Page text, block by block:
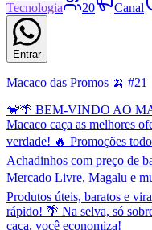
Tecnologia 20 Canal
Entrar
Macaco das Promos 🍌 #21
🐒🌴 BEM-VINDO AO
Macaco caça as melhores
verdade! 🔥 Promoções
Achadinhos com preço de
Mercado Livre, Magalu e
Produtos úteis, baratos e
rápido! 🌴 Na selva, só
caça, você economiza!